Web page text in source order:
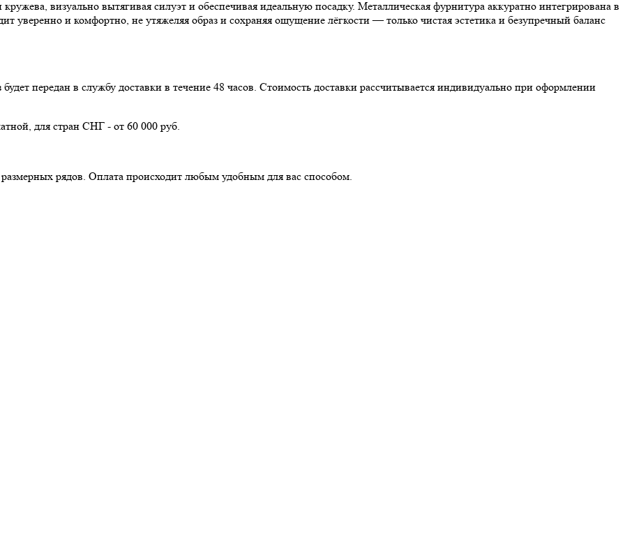
визуально вытягивая силуэт и обеспечивая идеальную посадку. Металлическая фурнитура аккуратно интегрирована в
уверенно и комфортно, не утяжеляя образ и сохраняя ощущение лёгкости — только чистая эстетика и безупречный баланс
передан в службу доставки в течение 48 часов. Стоимость доставки рассчитывается индивидуально при оформлении
для стран СНГ - от 60 000 руб.
рядов. Оплата происходит любым удобным для вас способом.